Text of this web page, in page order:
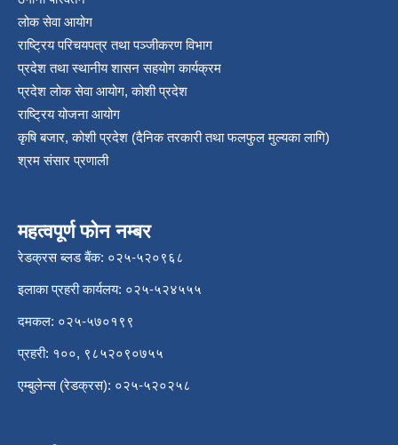
लोक सेवा आयोग
राष्ट्रिय परिचयपत्र तथा पञ्‍जीकरण विभाग
प्रदेश तथा स्थानीय शासन सहयोग कार्यक्रम
प्रदेश लोक सेवा आयोग, कोशी प्रदेश
राष्ट्रिय योजना आयोग
कृषि बजार, कोशी प्रदेश (दैनिक तरकारी तथा फलफुल मुल्यका लागि)
श्रम संसार प्रणाली
महत्वपूर्ण फोन नम्बर
रेडक्रस ब्लड बैंक: ०२५-५२०९६८
इलाका प्रहरी कार्यलय: ०२५-५२४५५५
दमकल: ०२५-५७०१९९
प्रहरी: १००, ९८५२०९०७५५
एम्बुलेन्स (रेडक्रस): ०२५-५२०२५८